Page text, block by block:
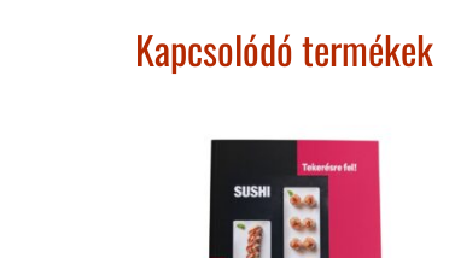
Kapcsolódó termékek